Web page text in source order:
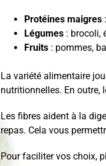
Protéines maigres
Légumes: brocoli,
Fruits: pommes,
La variété alimentaire
nutritionnelles. En outre,
Les fibres aident à la
repas. Cela vous
Pour faciliter vos choix,